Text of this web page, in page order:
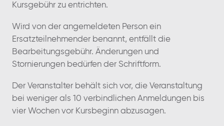
Kursgebühr zu entrichten.
Wird von der angemeldeten Person ein
Ersatzteilnehmender benannt, entfällt die
Bearbeitungsgebühr. Änderungen und
Stornierungen bedürfen der Schriftform.
Der Veranstalter behält sich vor, die Veranstaltung
bei weniger als 10 verbindlichen Anmeldungen bis
vier Wochen vor Kursbeginn abzusagen.